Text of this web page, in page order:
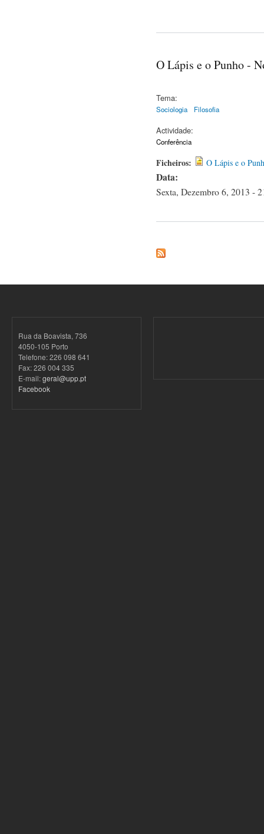
O Lápis e o Punho -
Tema:
Sociologia Filosofia
Actividade:
Conferência
Ficheiros: O Lápis e o
Data:
Sexta, Dezembro 6, 2013 -
Rua da Boavista, 736
4050-105 Porto
Telefone: 226 098 641
Fax: 226 004 335
E-mail:geral@upp.pt
Facebook